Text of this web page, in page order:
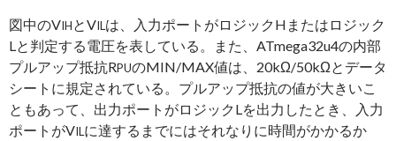
図中のVIHとVILは、入力ポートがロジックHまたはロジック
Lと判定する電圧を表している。また、ATmega32u4の内部
プルアップ抵抗RPUのMIN/MAX値は、20kΩ/50kΩとデータ
シートに規定されている。プルアップ抵抗の値が大きいこ
ともあって、出力ポートがロジックLを出力したとき、入力
ポートがVILに達するまでにはそれなりに時間がかかるか